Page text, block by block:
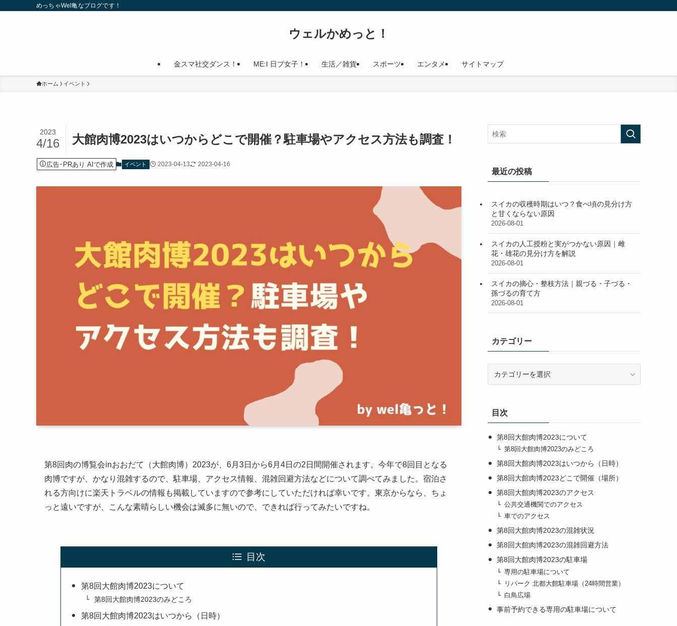
めっちゃWel亀なブログです！
ウェルかめっと！
金スマ社交ダンス！ ME:I 日プ女子！ 生活／雑貨 スポーツ エンタメ サイトマップ
ホーム イベント
大館肉博2023はいつからどこで開催？駐車場やアクセス方法も調査！
2023
4/16
広告･PRあり AIで作成 イベント 2023-04-13 2023-04-16
第8回肉の博覧会inおおだて（大館肉博）2023が、6月3日から6月4日の2日間開催されます。今年で8回目となる
肉博ですが、かなり混雑するので、駐車場、アクセス情報、混雑回避方法などについて調べてみました。宿泊さ
れる方向けに楽天トラベルの情報も掲載していますので参考にしていただければ幸いです。東京からなら、ちょ
っと遠いですが、こんな素晴らしい機会は滅多に無いので、できれば行ってみたいですね。
目次
第8回大館肉博2023について
第8回大館肉博2023のみどころ
第8回大館肉博2023はいつから（日時）
最近の投稿
スイカの収穫時期はいつ？食べ頃の見分け方
と甘くならない原因
2026-08-01
スイカの人工授粉と実がつかない原因｜雌
花・雄花の見分け方を解説
2026-08-01
スイカの摘心・整枝方法｜親づる・子づる・
孫づるの育て方
2026-08-01
カテゴリー
ー目次
第8回大館肉博2023について
第8回大館肉博2023のみどころ
第8回大館肉博2023はいつから（日時）
第8回大館肉博2023どこで開催（場所）
第8回大館肉博2023のアクセス
公共交通機関でのアクセス
車でのアクセス
第8回大館肉博2023の混雑状況
第8回大館肉博2023の混雑回避方法
第8回大館肉博2023の駐車場
専用の駐車場について
リパーク 北都大館駐車場（24時間営業）
白鳥広場
事前予約できる専用の駐車場について